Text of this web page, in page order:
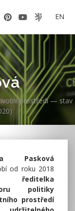
EN
prostředí — stav
Pasková
od roku 2018
ředitelka
politiky
prostředí